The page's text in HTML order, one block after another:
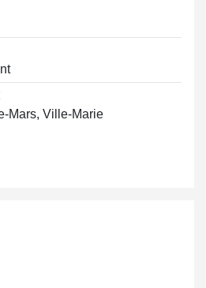
Mars, Ville-Marie